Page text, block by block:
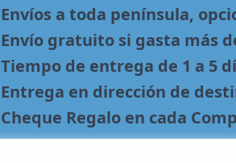
Envíos a toda península,
Envío gratuito si gasta más
Tiempo de entrega de 1 a 5
Entrega en dirección de
Cheque Regalo en cada